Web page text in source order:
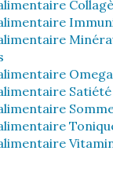
Satiété